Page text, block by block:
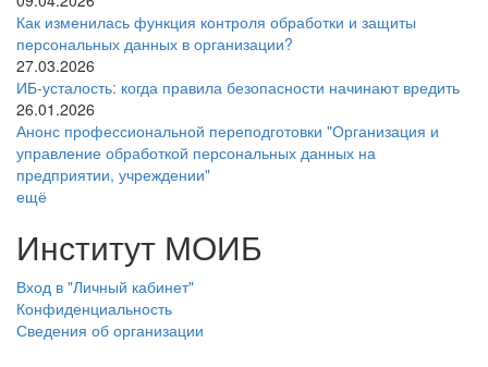
Как изменилась функция контроля обработки и защиты
персональных данных в организации?
27.03.2026
ИБ-усталость: когда правила безопасности начинают вредить
26.01.2026
Анонс профессиональной переподготовки "Организация и
управление обработкой персональных данных на
предприятии, учреждении"
ещё
Институт МОИБ
Вход в "Личный кабинет"
Конфиденциальность
Сведения об организации